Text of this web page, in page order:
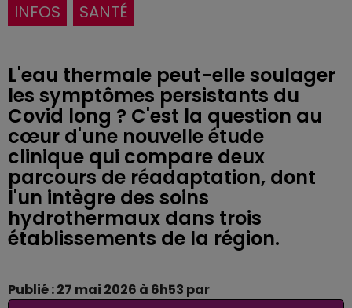
INFOS SANTÉ
L'eau thermale peut-elle soulager
les symptômes persistants du
Covid long ? C'est la question au
cœur d'une nouvelle étude
clinique qui compare deux
parcours de réadaptation, dont
l'un intègre des soins
hydrothermaux dans trois
établissements de la région.
Publié : 27 mai 2026 à 6h53 par